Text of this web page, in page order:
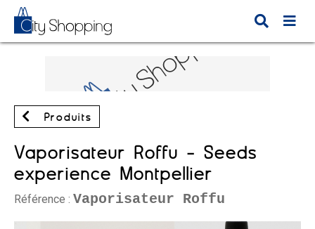
Produits
Vaporisateur Roffu - Seeds
experience Montpellier
Référence : Vaporisateur Roffu